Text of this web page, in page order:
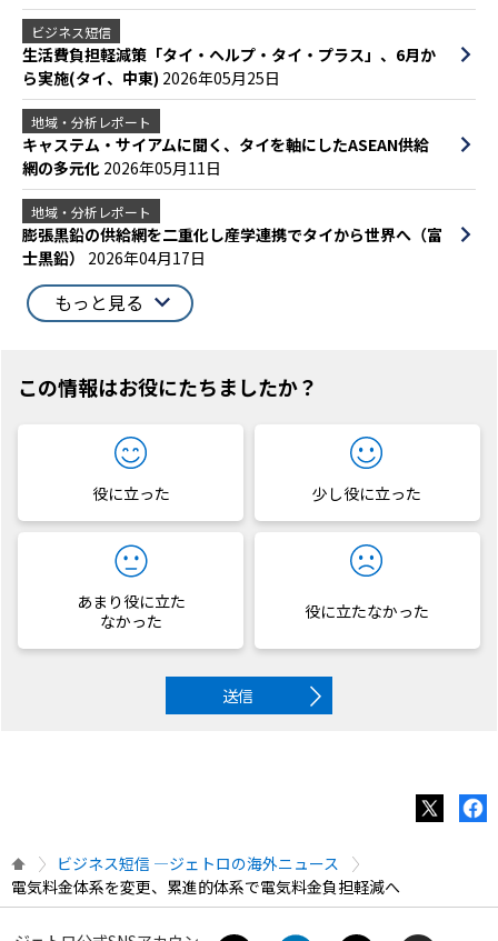
ビジネス短信
生活費負担軽減策「タイ・ヘルプ・タイ・プラス」、6月か
ら実施(タイ、中東) 2026年05月25日
地域・分析レポート
キャステム・サイアムに聞く、タイを軸にしたASEAN供給
網の多元化 2026年05月11日
地域・分析レポート
膨張黒鉛の供給網を二重化し産学連携でタイから世界へ（富
士黒鉛） 2026年04月17日
もっと見る
この情報はお役にたちましたか？
役に立った 少し役に立った
あまり役に立た
なかった
役に立たなかった
送信
ビジネス短信 ―ジェトロの海外ニュース
電気料金体系を変更、累進的体系で電気料金負担軽減へ